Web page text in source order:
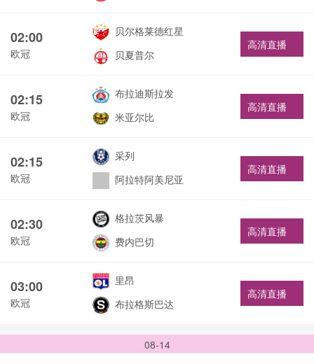
02:00
欧冠
贝尔格莱德红星
贝夏普尔
高清直播
02:15
欧冠
布拉迪斯拉发
米亚尔比
高清直播
02:15
欧冠
采列
阿拉特阿美尼亚
高清直播
02:30
欧冠
格拉茨风暴
费内巴切
高清直播
03:00
欧冠
里昂
布拉格斯巴达
高清直播
08-14